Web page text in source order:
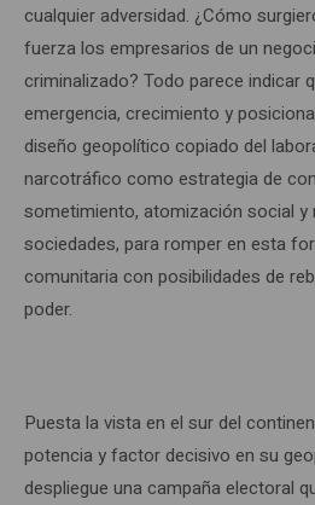
cualquier adversidad. ¿Cómo
fuerza los empresarios de un
criminalizado? Todo parece indicar
emergencia, crecimiento y
diseño geopolítico copiado del
narcotráfico como estrategia de
sometimiento, atomización social y
sociedades, para romper en esta
comunitaria con posibilidades de
poder.
Puesta la vista en el sur del
potencia y factor decisivo en su
despliegue una campaña electoral